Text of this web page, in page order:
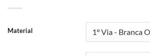
Material